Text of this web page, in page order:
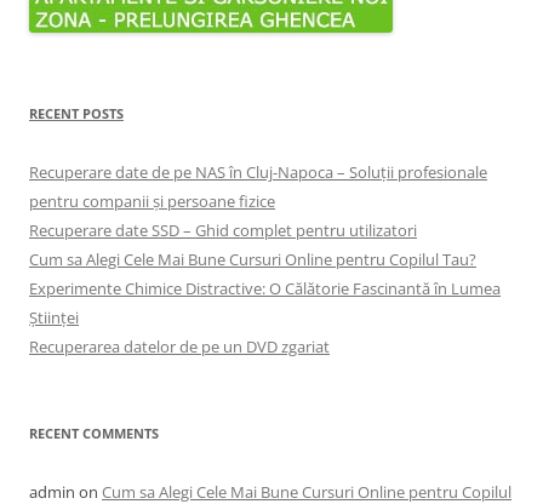
RECENT POSTS
Recuperare date de pe NAS în Cluj-Napoca – Soluții profesionale
pentru companii și persoane fizice
Recuperare date SSD – Ghid complet pentru utilizatori
Cum sa Alegi Cele Mai Bune Cursuri Online pentru Copilul Tau?
Experimente Chimice Distractive: O Călătorie Fascinantă în Lumea
Științei
Recuperarea datelor de pe un DVD zgariat
RECENT COMMENTS
admin on Cum sa Alegi Cele Mai Bune Cursuri Online pentru Copilul